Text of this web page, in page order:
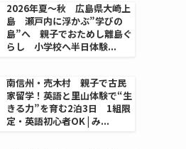
2026年夏〜秋 広島県大崎上
島 瀬戸内に浮かぶ”学びの
島”へ 親子でおためし離島ぐ
らし 小学校へ半日体験...
南信州・売木村 親子で古民
家留学！英語と里山体験で“生
きる力”を育む2泊3日 1組限
定・英語初心者OK | み...